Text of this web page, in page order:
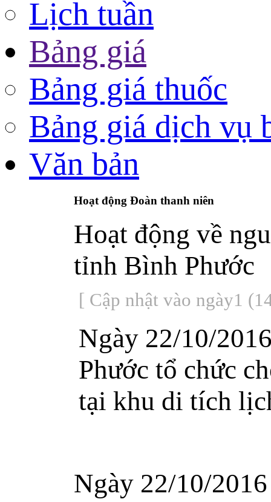
Lịch tuần
Bảng giá
Bảng giá thuốc
Bảng giá dịch vụ
Văn bản
Hoạt động Đoàn thanh niên
Hoạt động về
tỉnh Bình Phước
[ Cập nhật vào ngày1
Ngày 22/10/
Phước tổ chức
tại khu di tích
Ngày 22/10/